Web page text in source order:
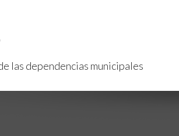
las dependencias municipales